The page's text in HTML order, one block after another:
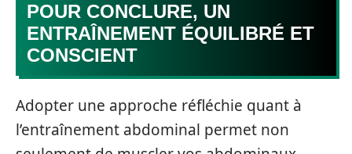
POUR CONCLURE, UN
ENTRAÎNEMENT ÉQUILIBRÉ ET
CONSCIENT
Adopter une approche réfléchie quant à
l’entraînement abdominal permet non